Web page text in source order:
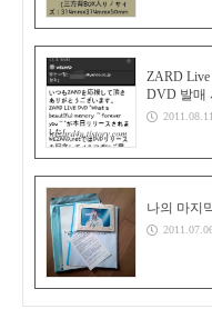
ZARD Live
DVD 발매
2011.08.11
나의 마지